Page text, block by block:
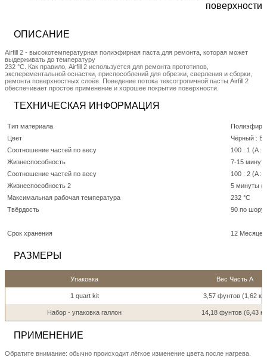
поверхности
ОПИСАНИЕ
Airfill 2 - высокотемпературная полиэфирная паста для ремонта, которая может
выдерживать до температуру
232 °C. Как правило, Airfill 2 используется для ремонта прототипов,
эксперементальной оснастки, приспособлений для обрезки, сверления и сборки,
ремонта поверхностных слоёв. Поведение потока тексотропичной пасты Airfill 2
обеспечивает простое применение и хорошее покрытие поверхности.
ТЕХНИЧЕСКАЯ ИНФОРМАЦИЯ
Тип материала
Полиэфир
Цвет
Чёрный :
Соотношение частей по весу
100 : 1 (A :
Жизнеспособность
7-15
Соотношение частей по весу
100 : 2 (A :
Жизнеспособность 2
5 минуты
Максимальная рабочая температура
232 °C
Твёрдость
90 по шору
Срок хранения 12 Месяцев
РАЗМЕРЫ
Упаковка Вес Часть A
1 quart kit 3,57 фунтов (1,62 кг)
Hабор - упаковка галлон 14,18 фунтов (6,43
ПРИМЕНЕНИЕ
Обратите внимание: обычно происходит лёгкое изменение цвета после нагрева.